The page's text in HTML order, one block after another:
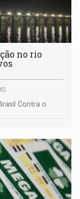
no rio
Contra o